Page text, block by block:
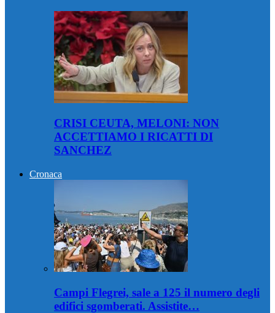
CRISI CEUTA, MELONI: NON
ACCETTIAMO I RICATTI DI
SANCHEZ
Cronaca
Campi Flegrei, sale a 125 il numero degli
edifici sgomberati. Assistite…